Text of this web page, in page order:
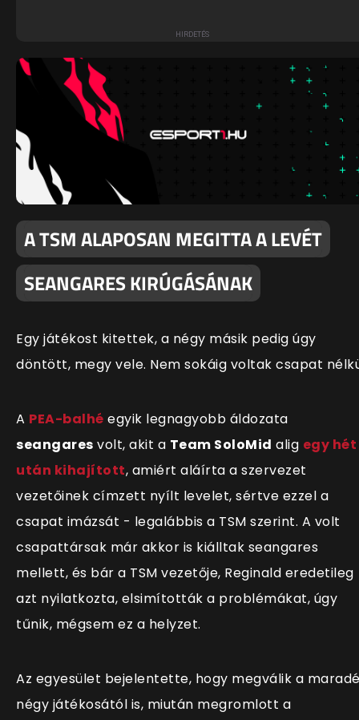
A TSM ALAPOSAN MEGITTA A LEVÉT
SEANGARES KIRÚGÁSÁNAK
Egy játékost kitettek, a négy másik pedig úgy
döntött, megy vele. Nem sokáig voltak csapat
A PEA-balhé egyik legnagyobb áldozata
seangares volt, akit a Team SoloMid alig egy hét
után kihajított, amiért aláírta a szervezet
vezetőinek címzett nyílt levelet, sértve ezzel a
csapat imázsát - legalábbis a TSM szerint. A volt
csapattársak már akkor is kiálltak seangares
mellett, és bár a TSM vezetője, Reginald eredetileg
azt nyilatkozta, elsimították a problémákat, úgy
tűnik, mégsem ez a helyzet.
Az egyesület bejelentette, hogy megválik a
négy játékosától is, miután megromlott a